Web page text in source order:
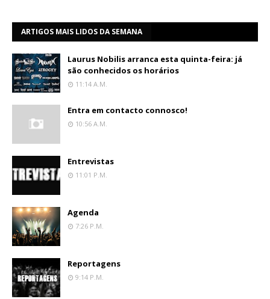
ARTIGOS MAIS LIDOS DA SEMANA
Laurus Nobilis arranca esta quinta-feira: já
são conhecidos os horários
11:14 A.m.
Entra em contacto connosco!
10:56 A.m.
Entrevistas
11:01 P.m.
Agenda
7:26 P.m.
Reportagens
9:14 P.m.